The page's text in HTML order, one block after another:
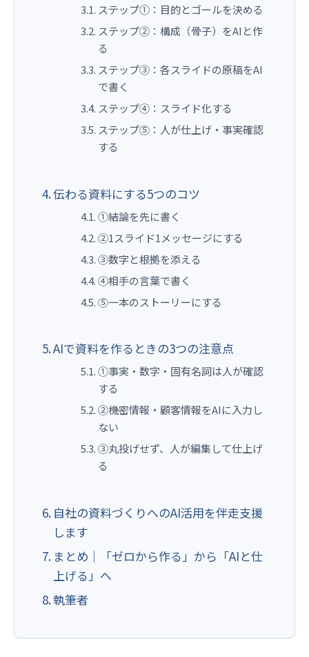
ステップ①：目的とゴールを決める
ステップ②：構成（骨子）をAIと作
る
ステップ③：各スライドの原稿をAI
で書く
ステップ④：スライド化する
ステップ⑤：人が仕上げ・事実確認
する
伝わる資料にする5つのコツ
①結論を先に書く
②1スライド1メッセージにする
③数字と根拠を添える
④相手の言葉で書く
⑤一本のストーリーにする
AIで資料を作るときの3つの注意点
①事実・数字・固有名詞は人が確認
する
②機密情報・顧客情報をAIに入力し
ない
③丸投げせず、人が編集して仕上げ
る
自社の資料づくりへのAI活用を伴走支援
します
まとめ｜「ゼロから作る」から「AIと仕
上げる」へ
執筆者